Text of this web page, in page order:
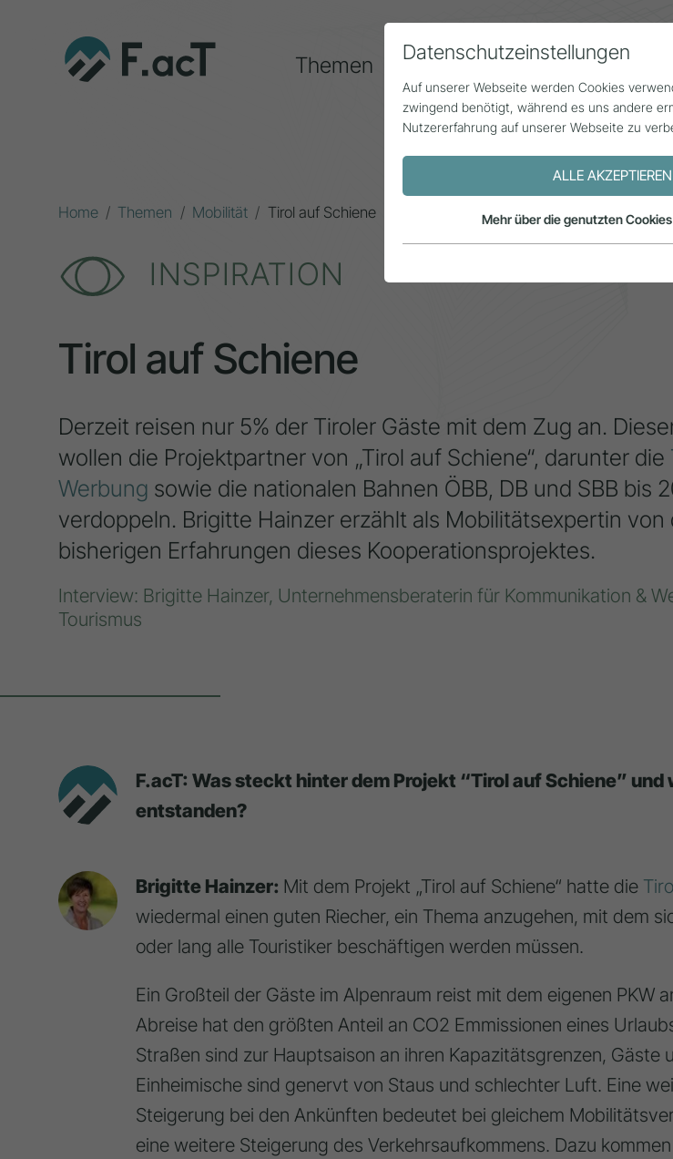
Themen Alle Beiträge Statistik
Home Themen Mobilität Tirol auf Schiene
INSPIRATION
Tirol auf Schiene
Derzeit reisen nur 5% der Tiroler Gäste mit dem Zug an.
wollen die Projektpartner von „Tirol auf Schiene“, darunter die
Werbung sowie die nationalen Bahnen ÖBB, DB und SBB bis
verdoppeln. Brigitte Hainzer erzählt als Mobilitätsexpertin von
bisherigen Erfahrungen dieses Kooperationsprojektes.
Interview: Brigitte Hainzer, Unternehmensberaterin für Kommunikation &
Tourismus
F.acT: Was steckt hinter dem Projekt “Tirol auf Schiene” und
entstanden?
Brigitte Hainzer: Mit dem Projekt „Tirol auf Schiene“ hatte die
wiedermal einen guten Riecher, ein Thema anzugehen, mit dem
oder lang alle Touristiker beschäftigen werden müssen.
Ein Großteil der Gäste im Alpenraum reist mit dem eigenen PKW
Abreise hat den größten Anteil an CO2 Emmissionen eines
Straßen sind zur Hauptsaison an ihren Kapazitätsgrenzen, Gäste
Einheimische sind genervt von Staus und schlechter Luft. Eine
Steigerung bei den Ankünften bedeutet bei gleichem
eine weitere Steigerung des Verkehrsaufkommens. Dazu
Datenschutzeinstellungen
Auf unserer Webseite werden Cookies
zwingend benötigt, während es uns andere
Nutzererfahrung auf unserer Webseite zu
ALLE AKZEPTIEREN
Mehr über die genutzten